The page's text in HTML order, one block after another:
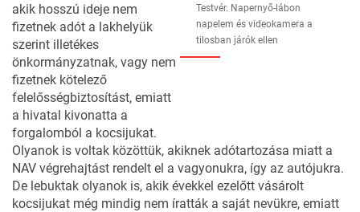
Testvér. Napernyő-lábon
napelem és videokamera a
tilosban járók ellen
akik hosszú ideje nem
fizetnek adót a lakhelyük
szerint illetékes
önkormányzatnak, vagy nem
fizetnek kötelező
felelősségbiztosítást, emiatt
a hivatal kivonatta a
forgalomból a kocsijukat.
Olyanok is voltak közöttük, akiknek adótartozása miatt a
NAV végrehajtást rendelt el a vagyonukra, így az autójukra.
De lebuktak olyanok is, akik évekkel ezelőtt vásárolt
kocsijukat még mindig nem íratták a saját nevükre, emiatt